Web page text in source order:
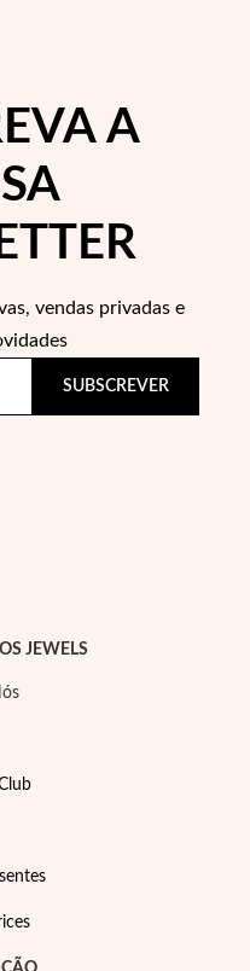
A
vendas privadas e
SUBSCREVER
JEWELS